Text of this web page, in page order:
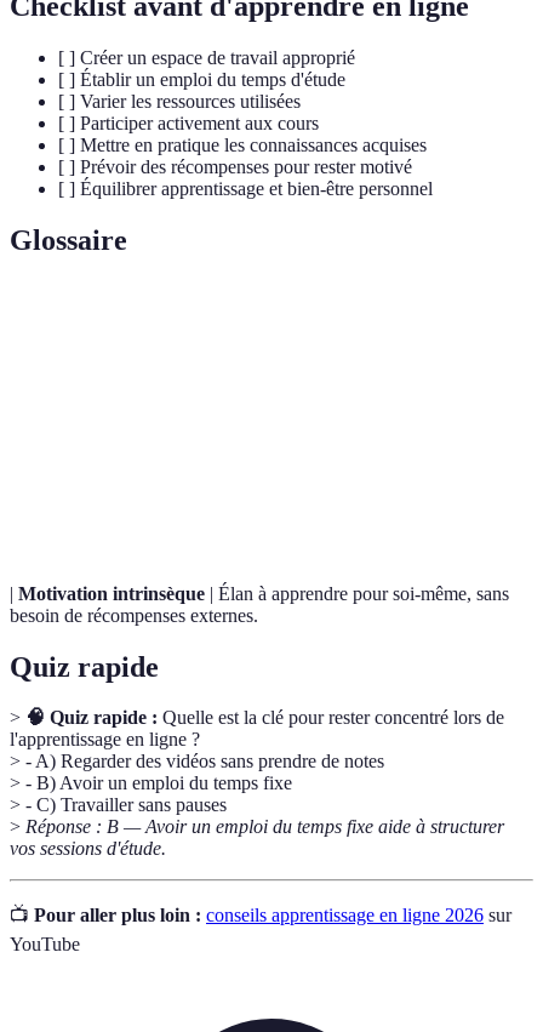
[ ] Créer un espace de travail approprié
[ ] Établir un emploi du temps d'étude
[ ] Varier les ressources utilisées
[ ] Participer activement aux cours
[ ] Mettre en pratique les connaissances acquises
[ ] Prévoir des récompenses pour rester motivé
[ ] Équilibrer apprentissage et bien-être personnel
Glossaire
| Motivation intrinsèque | Élan à apprendre pour soi-même, sans
besoin de récompenses externes.
Quiz rapide
> 🧠 Quiz rapide : Quelle est la clé pour rester concentré lors de
l'apprentissage en ligne ?
> - A) Regarder des vidéos sans prendre de notes
> - B) Avoir un emploi du temps fixe
> - C) Travailler sans pauses
> Réponse : B — Avoir un emploi du temps fixe aide à structurer
vos sessions d'étude.
📺 Pour aller plus loin : conseils apprentissage en ligne 2026 sur
YouTube